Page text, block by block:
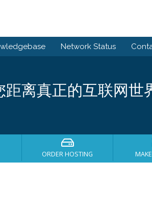
Network Status
距离真正的互联网世
ORDER HOSTING